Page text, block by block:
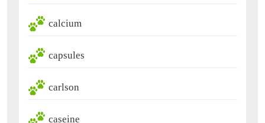
calcium
capsules
carlson
caseine